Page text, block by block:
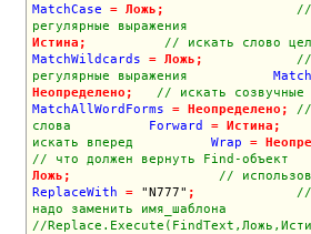
MatchCase = Ложь ;
//
регулярные выражения
Истина ;
// искать слово
MatchWildcards = Ложь ;
//
регулярные выражения
Неопределено ;
// искать созвучные
MatchAllWordForms = Неопределено ;
//
слова
          Forward
= Истина ;
искать вперед
          Wrap
=
// что должен вернуть Find-объект
Ложь ;
//
ReplaceWith = "N777" ;
//
надо заменить имя_шаблона
//